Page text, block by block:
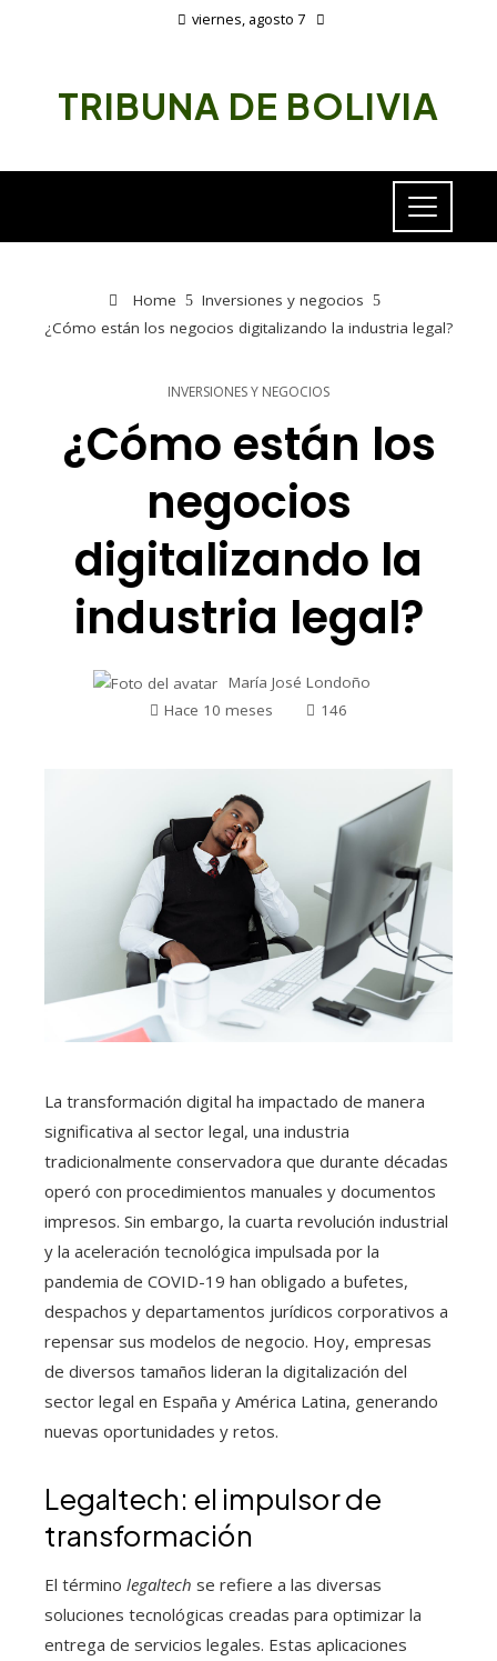
viernes, agosto 7
TRIBUNA DE BOLIVIA
Home
Inversiones y negocios
¿Cómo están los negocios digitalizando la industria legal?
INVERSIONES Y NEGOCIOS
¿Cómo están los
negocios
digitalizando la
industria legal?
María José Londoño
Hace 10 meses
146
La transformación digital ha impactado de manera
significativa al sector legal, una industria
tradicionalmente conservadora que durante décadas
operó con procedimientos manuales y documentos
impresos. Sin embargo, la cuarta revolución industrial
y la aceleración tecnológica impulsada por la
pandemia de COVID-19 han obligado a bufetes,
despachos y departamentos jurídicos corporativos a
repensar sus modelos de negocio. Hoy, empresas
de diversos tamaños lideran la digitalización del
sector legal en España y América Latina, generando
nuevas oportunidades y retos.
Legaltech: el impulsor de
transformación
El término legaltech se refiere a las diversas
soluciones tecnológicas creadas para optimizar la
entrega de servicios legales. Estas aplicaciones